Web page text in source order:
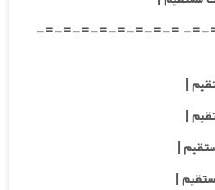
-=-=-=-=-=-=-=-=-=-